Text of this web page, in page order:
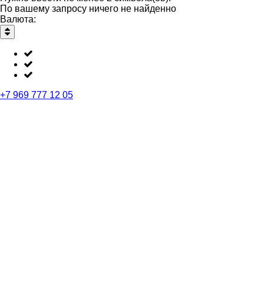
По вашему запросу ничего не найденно
Валюта:
+7 969 777 12 05